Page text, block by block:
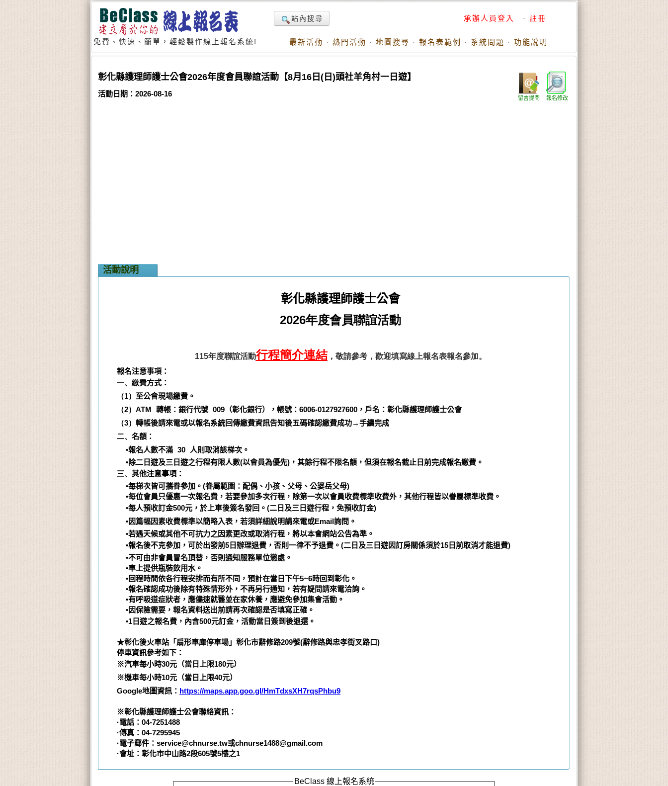
免費、快速、簡單，輕鬆製作線上報名系統!
站內搜尋 承辦人員登入 · 註冊
最新活動 · 熱門活動 · 地圖搜尋 · 報名表範例 · 系統問題 · 功能說明
報名修改
留言提問
彰化縣護理師護士公會2026年度會員聯誼活動【8月16日(日)頭社羊角村一日遊】
活動日期：2026-08-16
活動說明
彰化縣護理師護士公會
2026年度會員聯誼活動
115年度聯誼活動行程簡介連結，敬請參考，歡迎填寫線上報名表報名參加。
報名注意事項：
一、繳費方式：
（1） 至公會現場繳費。
（2） ATM 轉帳：銀行代號009 （彰化銀行），帳號： 6006-0127927600 ，戶名：彰化縣護理師護士公會
（3） 轉帳後請來電或以報名系統回傳繳費資訊告知後五碼確認繳費成功→手續完成
二、 名額：
•報名人數不滿 30
人則取消該梯次。
•除二日遊及三日遊之行程有限人數(以會員為優先)，其餘行程不限名額，但須在報名截止日前完成報名繳費。
三、 其他注意事項：
•每梯次皆可攜眷參加。(眷屬範圍：配偶、小孩、父母、公婆岳父母)
•每位會員只優惠一次報名費，若要參加多次行程，除第一次以會員收費標準收費外，其他行程皆以眷屬標準收費。
•每人預收訂金500元，於上車後簽名發回。 (二日及三日遊行程，免預收訂金)
•因篇幅因素收費標準以簡略入表，若須詳細說明請來電或Email詢問。
•若遇天候或其他不可抗力之因素更改或取消行程，將以本會網站公告為準。
•報名後不克參加，可於出發前5日辦理退費，否則一律不予退費。 (二日及三日遊因訂房關係須於15 日前取消才能退費)
•不可由非會員冒名頂替，否則通知服務單位懲處。
•車上提供瓶裝飲用水。
•回程時間依各行程安排而有所不同，預計在當日下午5~6時回到彰化。
•報名確認成功後除有特殊情形外，不再另行通知，若有疑問請來電洽詢。
•有呼吸道症狀者，應儘速就醫並在家休養，應避免參加集會活動。
•因保險需要，報名資料送出前請再次確認是否填寫正確。
•1 日遊之報名費，內含500元訂金，活動當日簽到後退還。
★彰化後火車站「扇形車庫停車場」彰化市辭修路209號(辭修路與忠孝街叉路口)
停車資訊參考如下：
※汽車每小時30元（當日上限180元）
※機車每小時10元（當日上限40元）
Google地圖資訊： https://maps.app.goo.gl/HmTdxsXH7rqsPhbu9
※彰化縣護理師護士公會聯絡資訊：
·電話：04-7251488
·傳真：04-7295945
·電子郵件：service@chnurse.tw或chnurse1488@gmail.com
·會址：彰化市中山路2段605號5樓之1
BeClass 線上報名系統